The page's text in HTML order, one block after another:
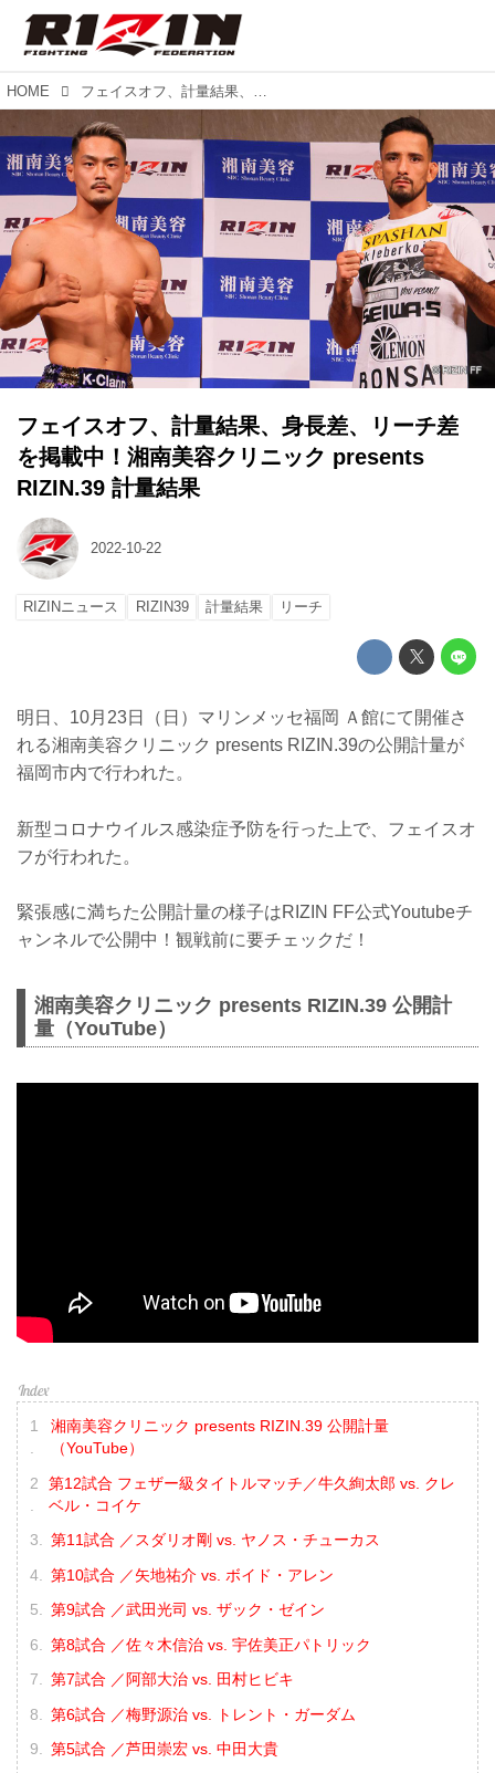
HOME フェイスオフ、計量結果、身長差、リーチ差を掲載中！湘南美容クリニック presents RIZIN.39 計量結果
フェイスオフ、計量結果、身長差、リーチ差
を掲載中！湘南美容クリニック presents
RIZIN.39 計量結果
2022-10-22
RIZINニュース RIZIN39 計量結果 リーチ
明日、10月23日（日）マリンメッセ福岡 Ａ館にて開催さ
れる湘南美容クリニック presents RIZIN.39の公開計量が
福岡市内で行われた。
新型コロナウイルス感染症予防を行った上で、フェイスオ
フが行われた。
緊張感に満ちた公開計量の様子はRIZIN FF公式Youtubeチ
ャンネルで公開中！観戦前に要チェックだ！
湘南美容クリニック presents RIZIN.39 公開計
量（YouTube）
湘南美容クリニック presents RIZIN.39 公開計量
（YouTube）
第12試合 フェザー級タイトルマッチ／牛久絢太郎 vs. クレ
ベル・コイケ
第11試合 ／スダリオ剛 vs. ヤノス・チューカス
第10試合 ／矢地祐介 vs. ボイド・アレン
第9試合 ／武田光司 vs. ザック・ゼイン
第8試合 ／佐々木信治 vs. 宇佐美正パトリック
第7試合 ／阿部大治 vs. 田村ヒビキ
第6試合 ／梅野源治 vs. トレント・ガーダム
第5試合 ／芦田崇宏 vs. 中田大貴